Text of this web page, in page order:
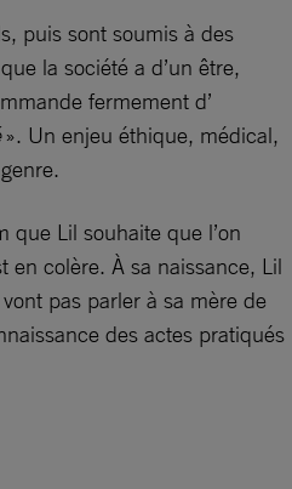
puis sont soumis à des
la société a d’un être,
fermement d’
». Un enjeu éthique, médical,
que Lil souhaite que l’on
en colère. À sa naissance, Lil
pas parler à sa mère de
des actes pratiqués